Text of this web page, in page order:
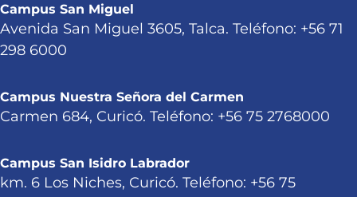
Campus San Miguel
Avenida San Miguel 3605, Talca. Teléfono: +56 71
298 6000
Campus Nuestra Señora del Carmen
Carmen 684, Curicó. Teléfono: +56 75 2768000
Campus San Isidro Labrador
km. 6 Los Niches, Curicó. Teléfono: +56 75